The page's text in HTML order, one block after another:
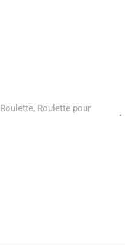
Roulette, Roulette pour